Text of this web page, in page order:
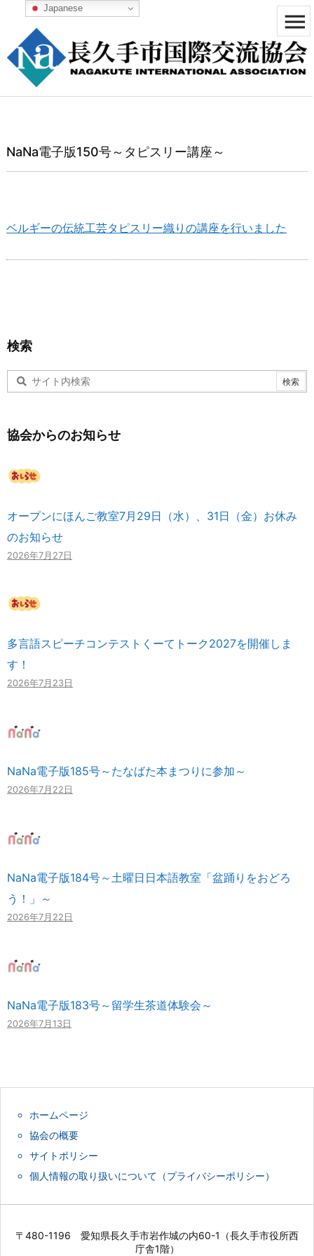


メニュ
次へ
NaNa電子版150号～タピスリー講座～
ベルギーの伝統工芸タピスリー織りの講座を行いました
検索
協会からのお知らせ
オープンにほんご教室7月29日（水）、31日（金）お休み
のお知らせ
2026年7月27日
多言語スピーチコンテストくーてトーク2027を開催しま
す！
2026年7月23日
NaNa電子版185号～たなばた本まつりに参加～
2026年7月22日
NaNa電子版184号～土曜日日本語教室「盆踊りをおどろ
う！」～
2026年7月22日
NaNa電子版183号～留学生茶道体験会～
2026年7月13日
ホームページ
協会の概要
サイトポリシー
個人情報の取り扱いについて（プライバシーポリシー）
〒480-1196 愛知県長久手市岩作城の内60-1（長久手市役所西
庁舎1階）
Japanese